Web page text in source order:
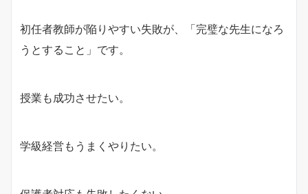
初任者教師が陥りやすい失敗が、「完璧な先生になろ
うとすること」です。
授業も成功させたい。
学級経営もうまくやりたい。